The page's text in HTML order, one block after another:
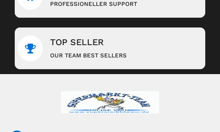
PROFESSIONELLER SUPPORT
TOP SELLER
OUR TEAM BEST SELLERS